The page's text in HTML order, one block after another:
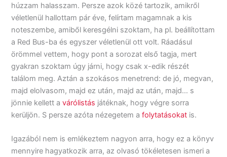
húzzam halasszam. Persze azok közé tartozik, amikről
véletlenül hallottam pár éve, felírtam magamnak a kis
noteszembe, amiből keresgélni szoktam, ha pl. beállítottam
a Red Bus-ba és egyszer véletlenül ott volt. Ráadásul
örömmel vettem, hogy pont a sorozat első tagja, mert
gyakran szoktam úgy járni, hogy csak x-edik részét
találom meg. Aztán a szokásos menetrend: de jó, megvan,
majd elolvasom, majd ez után, majd az után, majd… s
jönnie kellett avárólistás játéknak, hogy végre sorra
kerüljön. S persze azóta nézegetem afolytatásokat is.
Igazából nem is emlékeztem nagyon arra, hogy ez a könyv
mennyire hagyatkozik arra, az olvasó tökéletesen ismeri a